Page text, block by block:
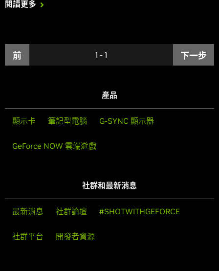
閱讀更多
前 1 - 1 下一步
產品
顯示卡 筆記型電腦 G-SYNC 顯示器
GeForce NOW 雲端遊戲
社群和最新消息
最新消息 社群論壇 #SHOTWITHGEFORCE
社群平台 開發者資源